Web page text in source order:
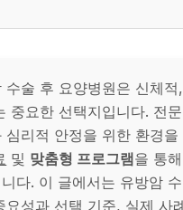
수술 후 요양병원은 신체
중요한 선택지입니다. 전
심리적 안정을 위한 환경
및 맞춤형 프로그램을 통해
다. 이 글에서는 유방암
요성과 선택 기준, 실제 사